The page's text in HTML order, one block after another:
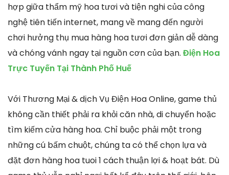
hợp giữa thẩm mỹ hoa tươi và tiện nghi của công
nghệ tiên tiến internet, mang về mang đến người
chơi hưởng thụ mua hàng hoa tươi đơn giản dễ dàng
và chóng vánh ngay tại nguồn cơn của bạn. Điện Hoa
Trực Tuyến Tại Thành Phố Huế
Với Thương Mại & dịch Vụ Điện Hoa Online, game thủ
không cần thiết phải ra khỏi căn nhà, di chuyển hoặc
tìm kiếm cửa hàng hoa. Chỉ buộc phải một trong
những cú bấm chuột, chúng ta có thể chọn lựa và
đặt đơn hàng hoa tuoi 1 cách thuận lợi & hoạt bát. Dù